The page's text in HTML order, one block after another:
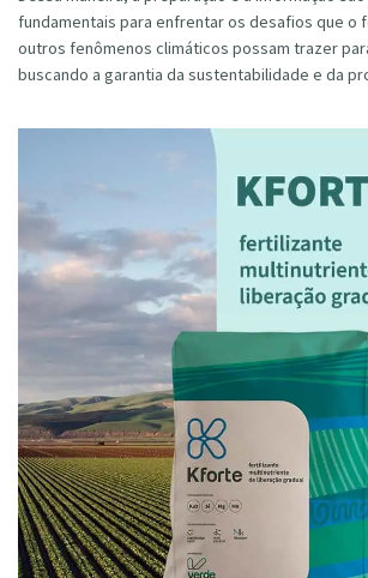
fundamentais para enfrentar os desafios que o
outros fenômenos climáticos possam trazer
buscando a garantia da sustentabilidade e da